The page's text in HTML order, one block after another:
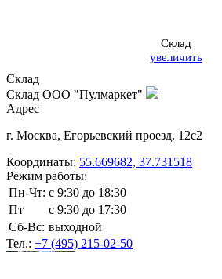
Склад
увеличить
Склад
Склад ООО "Пулмаркет"
Адрес
г. Москва, Егорьевский проезд, 12с2
Координаты: 55.669682, 37.731518
Режим работы:
Пн-Чт: с 9:30 до 18:30
Пт
с 9:30 до 17:30
Сб-Вс: выходной
Тел.: +7 (495) 215-02-50